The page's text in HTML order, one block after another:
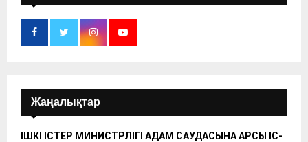
Жаңалықтар
ІШКІ ІСТЕР МИНИСТРЛІГІ АДАМ САУДАСЫНА ҚАРСЫ ІС-